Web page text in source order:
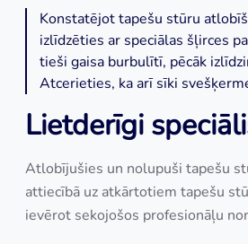
Konstatējot tapešu stūru
izlīdzēties ar speciālas šļirces
tieši gaisa burbulītī, pēcāk
Atcerieties, ka arī sīki
Lietderīgi
Atlobījušies un nolupuši tapešu
attiecībā uz atkārtotiem tapešu
ievērot sekojošos profesionāļu